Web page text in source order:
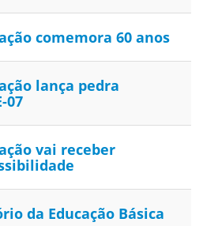
comemora 60 anos
lança pedra
07
vai receber
da Educação Básica